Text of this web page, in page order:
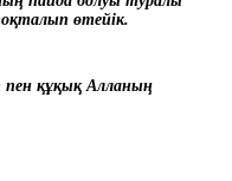
өтейік.
құқық Алланың